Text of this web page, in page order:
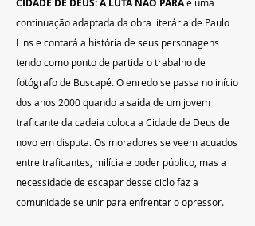
continuação adaptada da obra literária de Paulo
Lins e contará a história de seus personagens
tendo como ponto de partida o trabalho de
fotógrafo de Buscapé. O enredo se passa no início
dos anos 2000 quando a saída de um jovem
traficante da cadeia coloca a Cidade de Deus de
novo em disputa. Os moradores se veem acuados
entre traficantes, milícia e poder público, mas a
necessidade de escapar desse ciclo faz a
comunidade se unir para enfrentar o opressor.